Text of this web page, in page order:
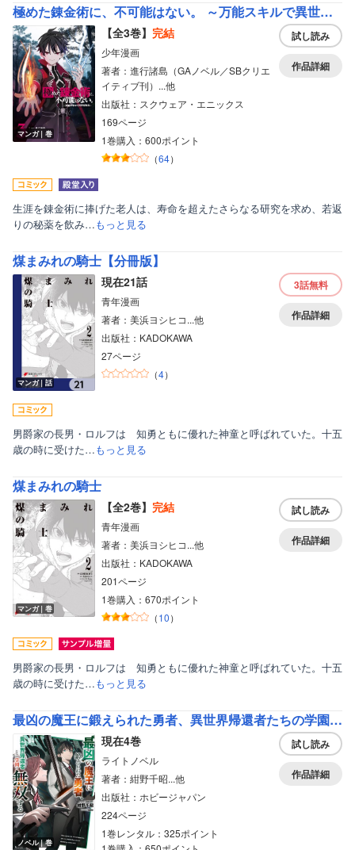
極めた錬金術に、不可能はない。 ～万能スキルで異世界無双～【デジタル版限定特典付き】
マンガ｜巻
【全3巻】 完結
少年漫画
著者：進行諸島（GAノベル／SBクリエ
イティブ刊）...他
出版社：スクウェア・エニックス
169ページ
1巻購入：600ポイント
（64）
試し読み
作品詳細
生涯を錬金術に捧げた老人は、寿命を超えたさらなる研究を求め、若返
りの秘薬を飲み…もっと見る
煤まみれの騎士【分冊版】
マンガ｜話
現在21話
青年漫画
著者：美浜ヨシヒコ...他
出版社：KADOKAWA
27ページ
（4）
3話無料
作品詳細
男爵家の長男・ロルフは 知勇ともに優れた神童と呼ばれていた。十五
歳の時に受けた…もっと見る
煤まみれの騎士
マンガ｜巻
【全2巻】 完結
青年漫画
著者：美浜ヨシヒコ...他
出版社：KADOKAWA
201ページ
1巻購入：670ポイント
（10）
試し読み
作品詳細
男爵家の長男・ロルフは 知勇ともに優れた神童と呼ばれていた。十五
歳の時に受けた…もっと見る
最凶の魔王に鍛えられた勇者、異世界帰還者たちの学園で無双する
ノベル｜巻
現在4巻
ライトノベル
著者：紺野千昭...他
出版社：ホビージャパン
224ページ
1巻レンタル：325ポイント
試し読み
作品詳細